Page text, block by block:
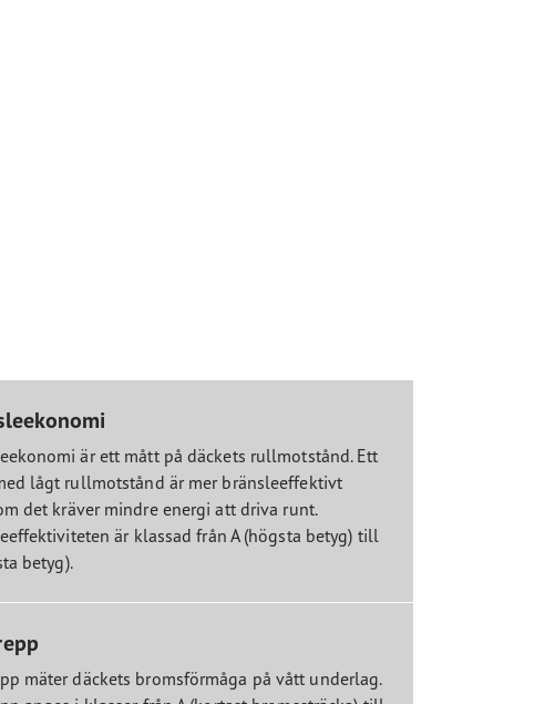
är ett mått på däckets rullmotstånd. Ett
lågt rullmotstånd är mer bränsleeffektivt
det kräver mindre energi att driva runt.
är klassad från A (högsta betyg) till
betyg).
mäter däckets bromsförmåga på vått underlag.